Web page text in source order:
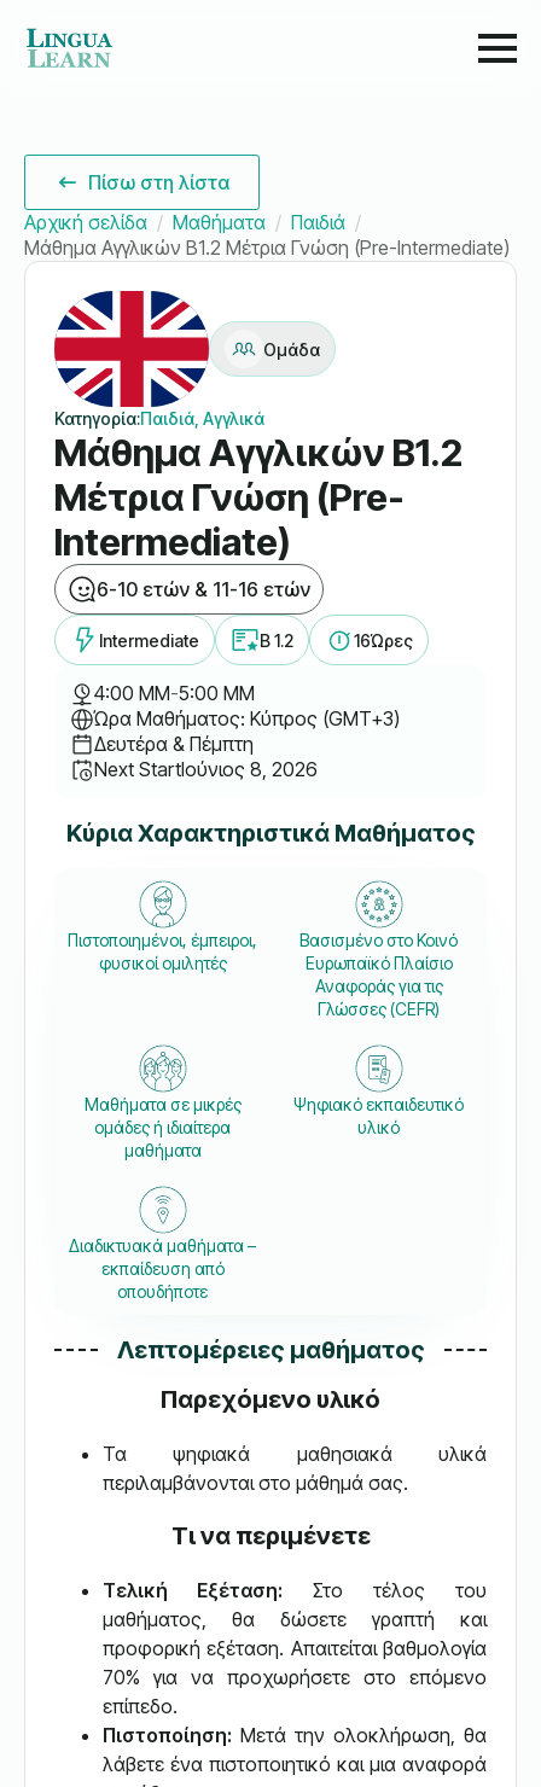
Πίσω στη λίστα
Αρχική σελίδα
Μαθήματα
Παιδιά
Μάθημα Αγγλικών B1.2 Μέτρια Γνώση (Pre-Intermediate)
Ομάδα
Κατηγορία:Παιδιά, Αγγλικά
Μάθημα Αγγλικών B1.2
Μέτρια Γνώση (Pre-
Intermediate)
6-10 ετών & 11-16 ετών
Intermediate B 1.2 16Ώρες
4:00 ΜΜ-5:00 ΜΜ
Ώρα Μαθήματος: Κύπρος (GMT+3)
Δευτέρα & Πέμπτη
Next StartΙούνιος 8, 2026
Κύρια Χαρακτηριστικά Μαθήματος
Πιστοποιημένοι, έμπειροι,
φυσικοί ομιλητές
Βασισμένο στο Κοινό
Ευρωπαϊκό Πλαίσιο
Αναφοράς για τις
Γλώσσες (CEFR)
Μαθήματα σε μικρές
ομάδες ή ιδιαίτερα
μαθήματα
Ψηφιακό εκπαιδευτικό
υλικό
Διαδικτυακά μαθήματα –
εκπαίδευση από
οπουδήποτε
Λεπτομέρειες μαθήματος
Παρεχόμενο υλικό
Τα ψηφιακά μαθησιακά υλικά
περιλαμβάνονται στο μάθημά σας.
Τι να περιμένετε
Τελική Εξέταση: Στο τέλος του
μαθήματος, θα δώσετε γραπτή και
προφορική εξέταση. Απαιτείται βαθμολογία
70% για να προχωρήσετε στο επόμενο
επίπεδο.
Πιστοποίηση: Μετά την ολοκλήρωση, θα
λάβετε ένα πιστοποιητικό και μια αναφορά